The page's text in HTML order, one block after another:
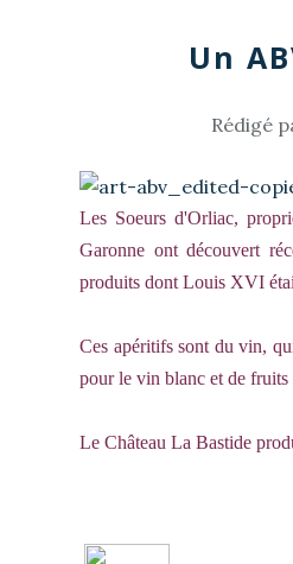
Un
Rédigé
Les Soeurs d'Orliac,
Garonne ont découvert
produits dont Louis XVI
Ces apéritifs sont du vin,
pour le vin blanc et de
Le Château La Bastide